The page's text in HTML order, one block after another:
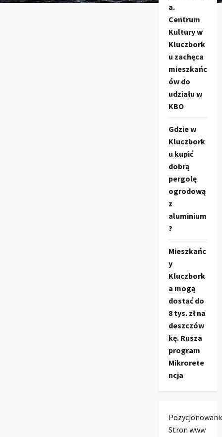
a.
Centrum
Kultury w
Kluczbork
u zachęca
mieszkańc
ów do
udziału w
KBO
Gdzie w
Kluczbork
u kupić
dobrą
pergolę
ogrodową
z
aluminium
?
Mieszkańc
y
Kluczbork
a mogą
dostać do
8 tys. zł na
deszczów
kę. Rusza
program
Mikrorete
ncja
Stron www